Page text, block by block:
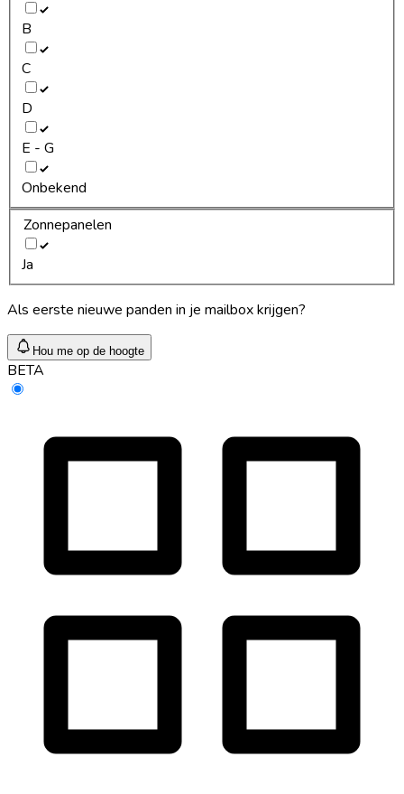
B
C
D
E - G
Onbekend
Zonnepanelen
Ja
Als eerste nieuwe panden in je mailbox krijgen?
Hou me op de hoogte
BETA